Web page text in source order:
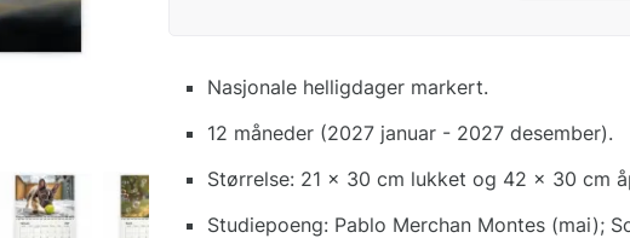
Nasjonale helligdager markert.
12 måneder (2027 januar - 2027 desember).
Størrelse: 21 x 30 cm lukket og 42 x 30 cm
Studiepoeng: Pablo Merchan Montes (mai);